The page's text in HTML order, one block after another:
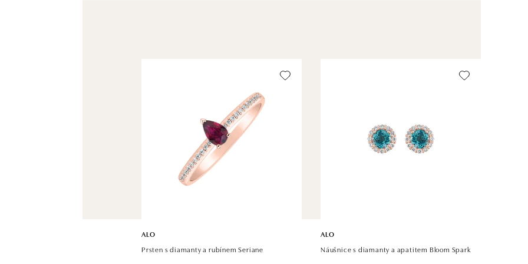
ALO
Prsten s diamanty a rubínem Seriane
ALO
Náušnice s diamanty a apatitem Bloom Spark